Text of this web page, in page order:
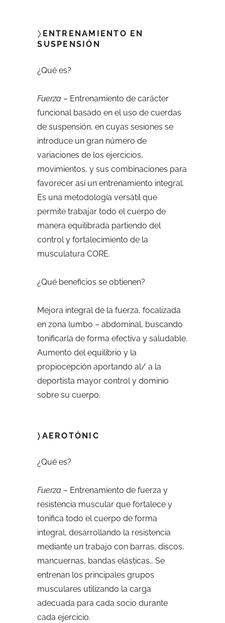
〉 ENTRENAMIENTO EN
SUSPENSIÓN
¿Qué es?
Fuerza – Entrenamiento de carácter
funcional basado en el uso de cuerdas
de suspensión, en cuyas sesiones se
introduce un gran número de
variaciones de los ejercicios,
movimientos, y sus combinaciones para
favorecer así un entrenamiento integral.
Es una metodología versátil que
permite trabajar todo el cuerpo de
manera equilibrada partiendo del
control y fortalecimiento de la
musculatura CORE.
¿Qué beneficios se obtienen?
Mejora integral de la fuerza, focalizada
en zona lumbo – abdominal, buscando
tonificarla de forma efectiva y saludable.
Aumento del equilibrio y la
propiocepción aportando al/ a la
deportista mayor control y dominio
sobre su cuerpo.
〉AEROTÓNIC
¿Qué es?
Fuerza – Entrenamiento de fuerza y
resistencia muscular que fortalece y
tonifica todo el cuerpo de forma
integral, desarrollando la resistencia
mediante un trabajo con barras, discos,
mancuernas, bandas elásticas… Se
entrenan los principales grupos
musculares utilizando la carga
adecuada para cada socio durante
cada ejercicio.